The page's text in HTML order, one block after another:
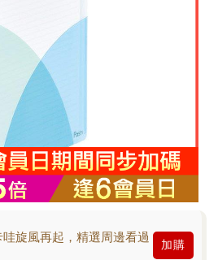
旋風再起，精選周邊看過
加購